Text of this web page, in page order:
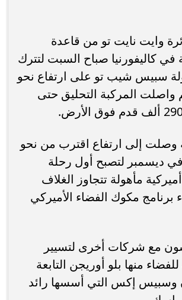
وايت نايت تو من قاعدة
في كاليفورنيا صباح السبت لتترك
سبيس شيب تو على ارتفاع نحو
واصلت المركبة التحليق حتى
وصلت إلى ارتفاع اقترب من نحو
في ديسمبر لتصبح أول رحلة
مأهولة تتجاوز الغلاف
برنامج مكوك الفضاء الأميركي
مع شركات أخرى لتسيير
منها بلو أوريجن التابعة
وسبيس إكس التي أسسها رائد